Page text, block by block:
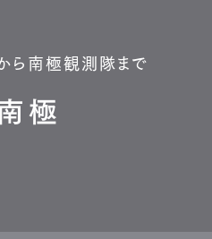
ら南極観測隊まで
極